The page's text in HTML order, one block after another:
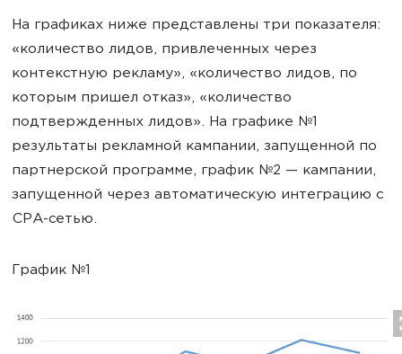
На графиках ниже представлены три показателя:
«количество лидов, привлеченных через
контекстную рекламу», «количество лидов, по
которым пришел отказ», «количество
подтвержденных лидов». На графике №1
результаты рекламной кампании, запущенной по
партнерской программе, график №2 — кампании,
запущенной через автоматическую интеграцию с
CPA-сетью.
График №1